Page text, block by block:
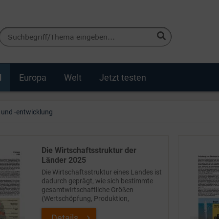
Europa Welt Jetzt testen
-entwicklung
Die Wirtschaftsstruktur der
Länder 2025
Die Wirtschaftsstruktur eines Landes ist
dadurch geprägt, wie sich bestimmte
gesamtwirtschaftliche Größen
(Wertschöpfung, Produktion,
Erwerbstätige, Investitionen) weiter
untergliedern bzw. zusammensetzen.